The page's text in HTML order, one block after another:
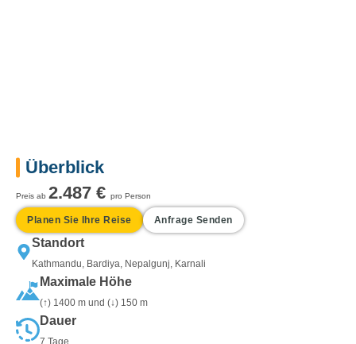
Überblick
Preis ab 2.487 € pro Person
Planen Sie Ihre Reise Anfrage Senden
Standort
Kathmandu, Bardiya, Nepalgunj, Karnali
Maximale Höhe
(↑) 1400 m und (↓) 150 m
Dauer
7 Tage